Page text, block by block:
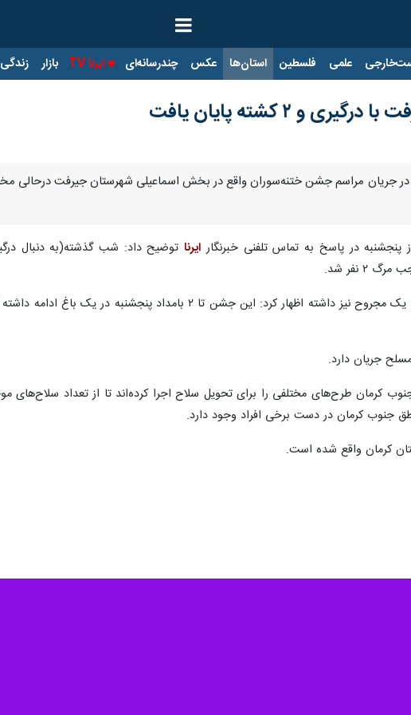
علمی فلسطین استان‌ها عکس چندرسانه‌ای ایرنا TV بازار زندگی
۲ کشته پایان یافت